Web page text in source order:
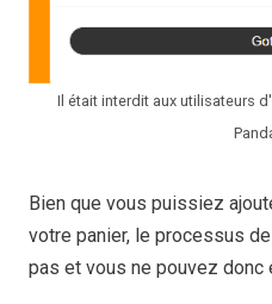
Il était interdit aux utilisateurs
Bien que vous puissiez
votre panier, le processus
pas et vous ne pouvez donc